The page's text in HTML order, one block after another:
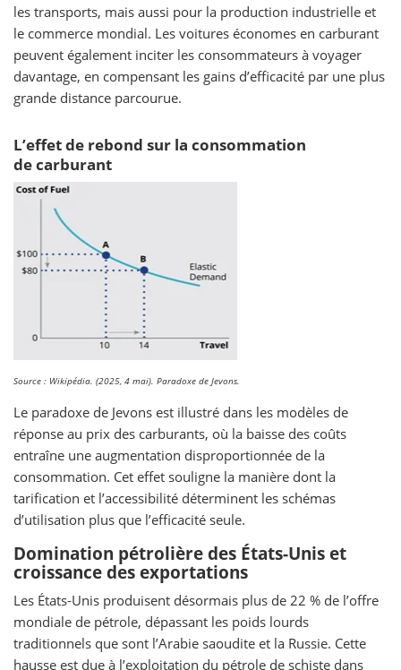
les transports, mais aussi pour la production industrielle et
le commerce mondial. Les voitures économes en carburant
peuvent également inciter les consommateurs à voyager
davantage, en compensant les gains d’efficacité par une plus
grande distance parcourue.
L’effet de rebond sur la consommation
de carburant
Source : Wikipédia. (2025, 4 mai). Paradoxe de Jevons.
Le paradoxe de Jevons est illustré dans les modèles de
réponse au prix des carburants, où la baisse des coûts
entraîne une augmentation disproportionnée de la
consommation. Cet effet souligne la manière dont la
tarification et l’accessibilité déterminent les schémas
d’utilisation plus que l’efficacité seule.
Domination pétrolière des États-Unis et
croissance des exportations
Les États-Unis produisent désormais plus de 22 % de l’offre
mondiale de pétrole, dépassant les poids lourds
traditionnels que sont l’Arabie saoudite et la Russie. Cette
hausse est due à l’exploitation du pétrole de schiste dans